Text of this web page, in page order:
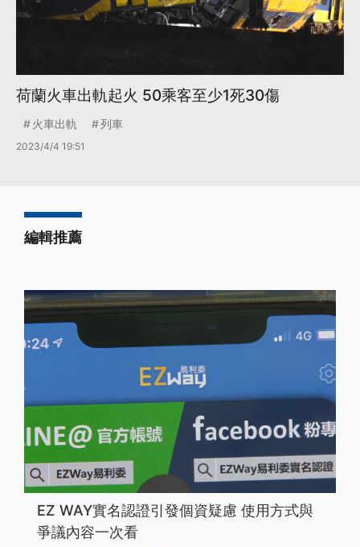
荷蘭火車出軌起火 50乘客至少1死30傷
火車出軌 列車
2023/4/4 19:51
編輯推薦
EZ WAY實名認證引發個資疑慮 使用方式與
爭議內容一次看